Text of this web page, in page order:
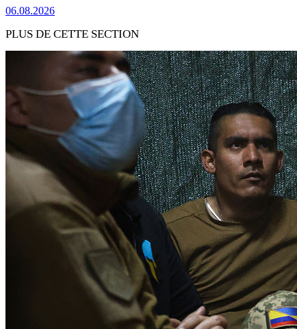
06.08.2026
PLUS DE CETTE SECTION